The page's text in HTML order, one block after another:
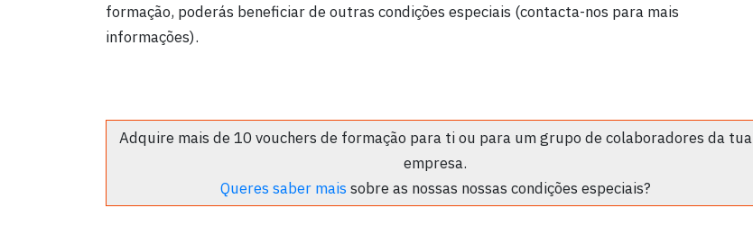
formação, poderás beneficiar de outras condições especiais (contacta-nos para mais
informações).
Adquire mais de 10 vouchers de formação para ti ou para um grupo de colaboradores da tua
empresa.
Queres saber mais sobre as nossas nossas condições especiais?